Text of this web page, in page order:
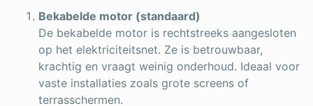
Bekabelde motor (standaard)
De bekabelde motor is rechtstreeks aangesloten
op het elektriciteitsnet. Ze is betrouwbaar,
krachtig en vraagt weinig onderhoud. Ideaal voor
vaste installaties zoals grote screens of
terrasschermen.